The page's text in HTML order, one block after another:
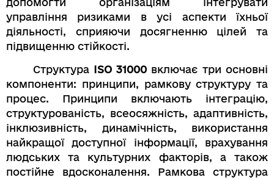
управління ризиками в усі аспекти їхньої
діяльності, сприяючи досягненню цілей та
підвищенню стійкості.
Структура ISO 31000 включає три основні
компоненти: принципи, рамкову структуру та
процес. Принципи включають інтеграцію,
структурованість, всеосяжність, адаптивність,
інклюзивність, динамічність, використання
найкращої доступної інформації, врахування
людських та культурних факторів, а також
постійне вдосконалення. Рамкова структура